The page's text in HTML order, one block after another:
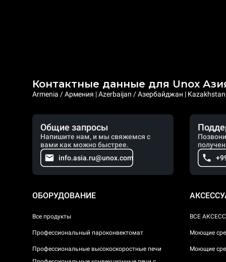
Контактные данные для Unox
Armenia / Армения | Azerbaijan / Азербайджан |
Общие запросы
Напишите нам, и мы свяжемся с
вами как можно быстрее.
info.asia.ru@unox.com
ОБОРУДОВАНИЕ
Все продукты
Профессиональный пароконвектомат
Профессиональные высокоскоростные печи
ВСЕ
Моющие
Моющие